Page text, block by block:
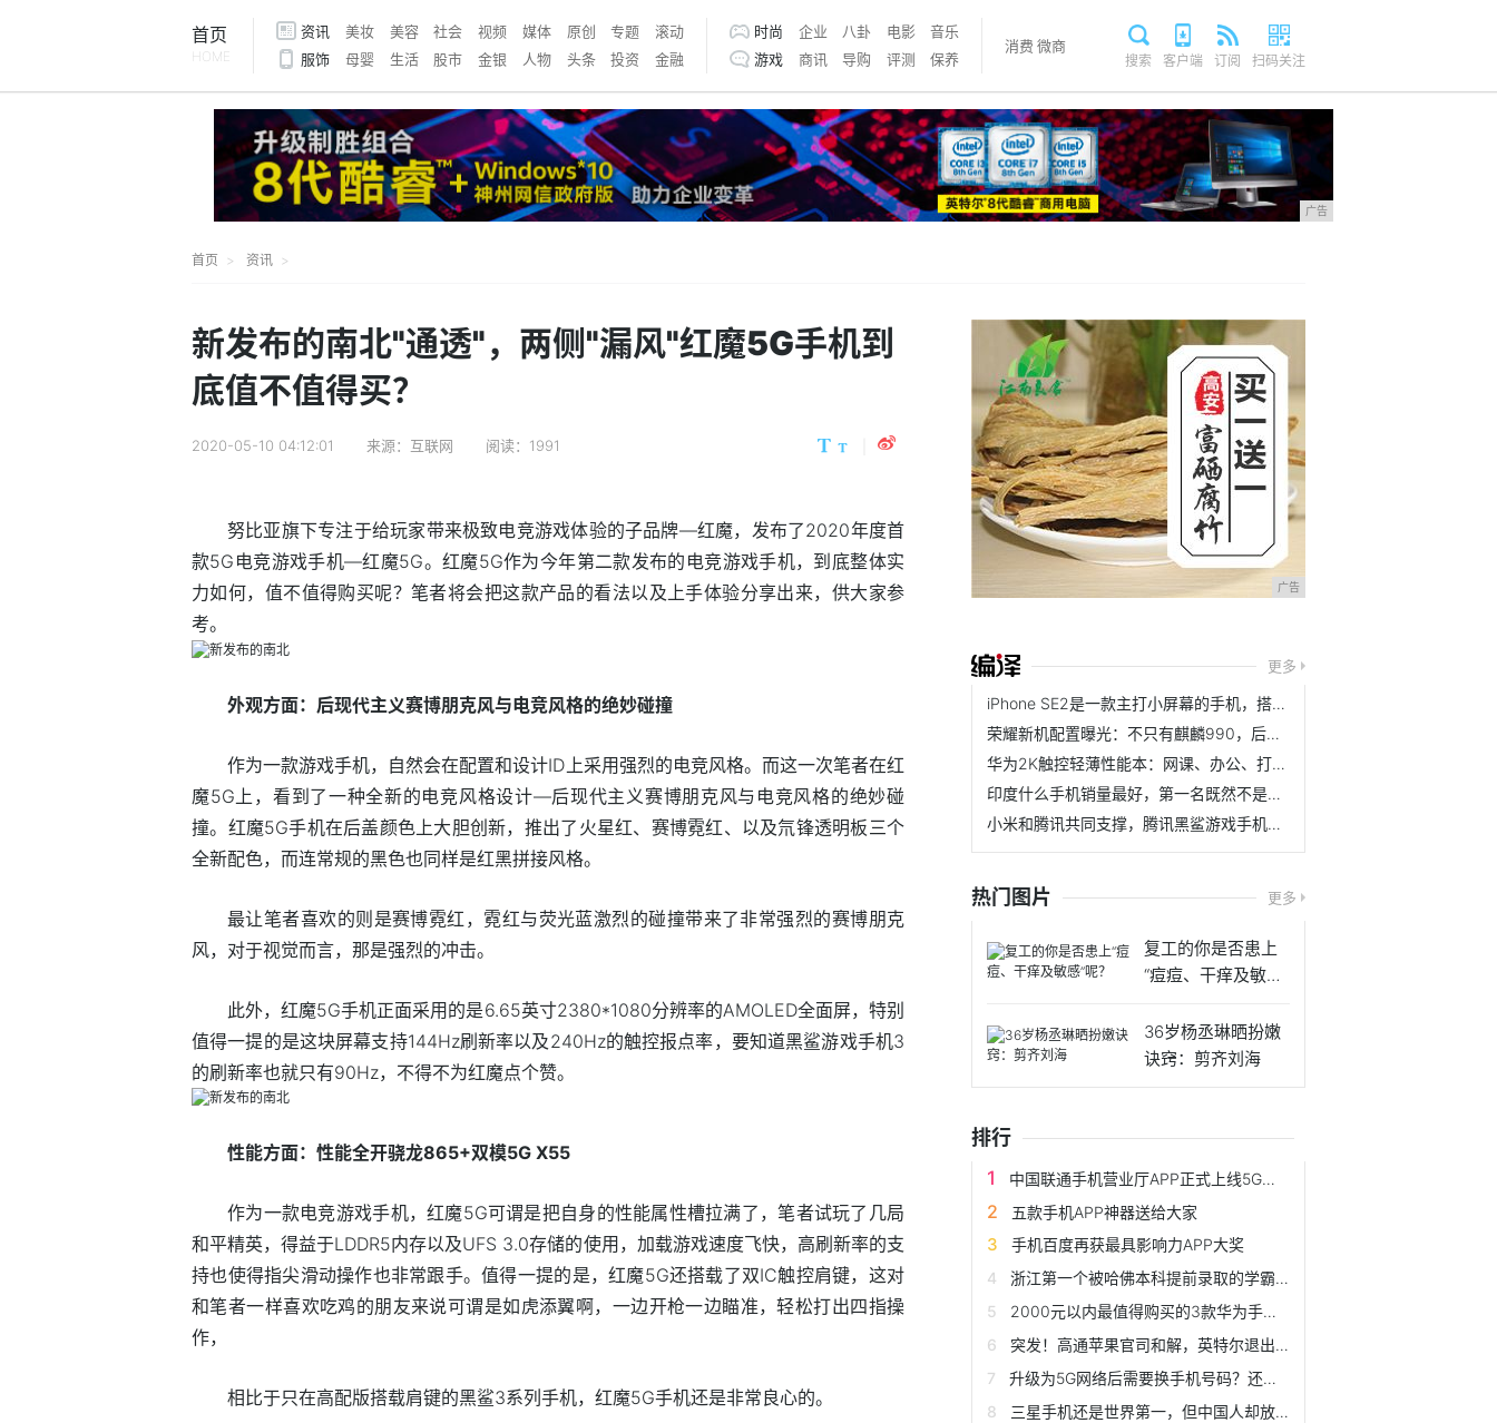
首页
HOME
资讯 美妆 美容 社会 视频 媒体 原创 专题
滚动
服饰
母婴 生活 股市 金银 人物 头条 投资 金融
时尚 企业 八卦 电影
音乐
游戏
商讯 导购 评测 保养
消费 微商
搜索 客户端 订阅 扫码关注
广告
首页 资讯
新发布的南北"通透"，两侧"漏风"红魔5G手机到
底值不值得买？
2020-05-10 04:12:01 来源：互联网 阅读：1991
努比亚旗下专注于给玩家带来极致电竞游戏体验的子品牌—红魔，发布了2020年度首
款5G电竞游戏手机—红魔5G。红魔5G作为今年第二款发布的电竞游戏手机，到底整体实
力如何，值不值得购买呢？笔者将会把这款产品的看法以及上手体验分享出来，供大家参
考。
外观方面：后现代主义赛博朋克风与电竞风格的绝妙碰撞
作为一款游戏手机，自然会在配置和设计ID上采用强烈的电竞风格。而这一次笔者在红
魔5G上，看到了一种全新的电竞风格设计—后现代主义赛博朋克风与电竞风格的绝妙碰
撞。红魔5G手机在后盖颜色上大胆创新，推出了火星红、赛博霓红、以及氘锋透明板三个
全新配色，而连常规的黑色也同样是红黑拼接风格。
最让笔者喜欢的则是赛博霓红，霓红与荧光蓝激烈的碰撞带来了非常强烈的赛博朋克
风，对于视觉而言，那是强烈的冲击。
此外，红魔5G手机正面采用的是6.65英寸2380*1080分辨率的AMOLED全面屏，特别
值得一提的是这块屏幕支持144Hz刷新率以及240Hz的触控报点率，要知道黑鲨游戏手机3
的刷新率也就只有90Hz，不得不为红魔点个赞。
性能方面：性能全开骁龙865+双模5G X55
作为一款电竞游戏手机，红魔5G可谓是把自身的性能属性槽拉满了，笔者试玩了几局
和平精英，得益于LDDR5内存以及UFS 3.0存储的使用，加载游戏速度飞快，高刷新率的支
持也使得指尖滑动操作也非常跟手。值得一提的是，红魔5G还搭载了双IC触控肩键，这对
和笔者一样喜欢吃鸡的朋友来说可谓是如虎添翼啊，一边开枪一边瞄准，轻松打出四指操
作，
相比于只在高配版搭载肩键的黑鲨3系列手机，红魔5G手机还是非常良心的。
广告
更多
iPhone SE2是一款主打小屏幕的手机，搭配A13芯片，值得入手吗？
荣耀新机配置曝光：不只有麒麟990，后置摄像头也成亮点
华为2K触控轻薄性能本：网课、办公、打游戏，宅家有它不无聊
印度什么手机销量最好，第一名既然不是苹果，你知道是那种品牌吗
小米和腾讯共同支撑，腾讯黑鲨游戏手机3要恐怖至极了
热门图片 更多
复工的你是否患上
“痘痘、干痒及敏感”
36岁杨丞琳晒扮嫩
诀窍：剪齐刘海
排行
中国联通手机营业厅APP正式上线5G网络信号覆盖查询功能
五款手机APP神器送给大家
手机百度再获最具影响力APP大奖
浙江第一个被哈佛本科提前录取的学霸，高一拿的竞赛奖帮了大忙
2000元以内最值得购买的3款华为手机，颜值高而且价格实惠
突发！高通苹果官司和解，英特尔退出手机5G基带市场
升级为5G网络后需要换手机号码？还是只需要换手机？
三星手机还是世界第一，但中国人却放弃他了，两大原因很现实